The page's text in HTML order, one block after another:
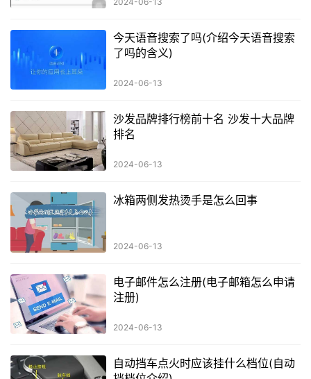
今天语音搜索了吗(介绍今天语音搜索
了吗的含义)
2024-06-13
沙发品牌排行榜前十名 沙发十大品牌
排名
2024-06-13
冰箱两侧发热烫手是怎么回事
2024-06-13
电子邮件怎么注册(电子邮箱怎么申请
注册)
2024-06-13
自动挡车点火时应该挂什么档位(自动